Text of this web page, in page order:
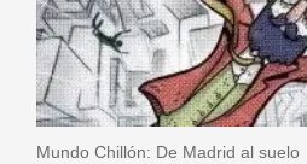
Mundo Chillón: De Madrid al suelo